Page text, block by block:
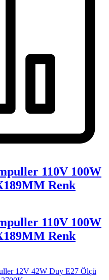
110V 100W
Renk
110V 100W
Renk